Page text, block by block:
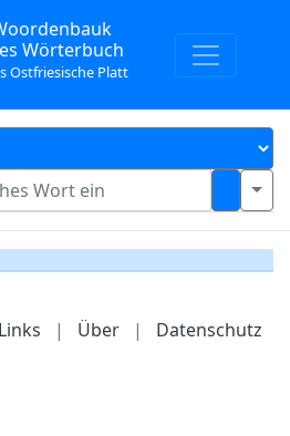
Wörterbuch
Ostfriesische Platt
Links | Über | Datenschutz